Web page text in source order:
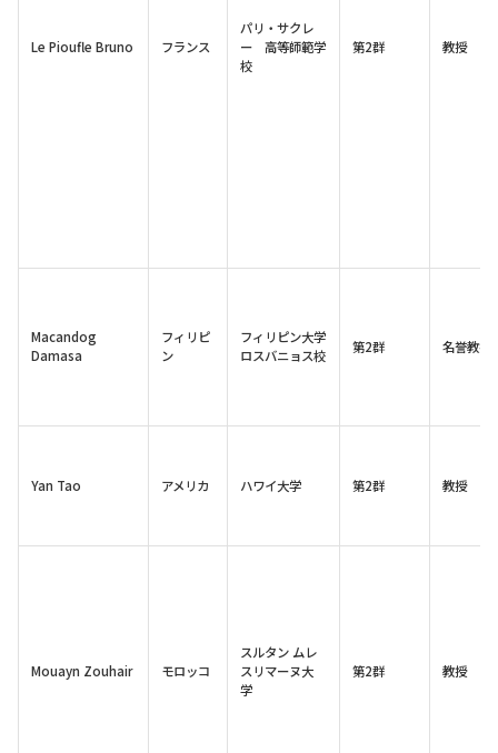
Le Pioufle Bruno フランス
パリ・サクレ
ー 高等師範学
校
第2群 教授
Macandog
Damasa
フィリピ
ン
フィリピン大学
ロスバニョス校
第2群 名誉教授
Yan Tao アメリカ ハワイ大学 第2群 教授
Mouayn Zouhair モロッコ
スルタン ムレ
スリマーヌ大
学
第2群 教授